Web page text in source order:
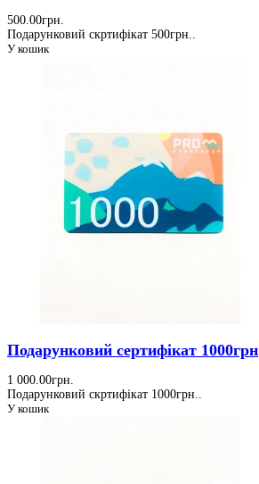
500.00грн.
Подарунковий скртифікат 500грн..
У кошик
Подарунковий сертифікат 1000грн
1 000.00грн.
Подарунковий скртифікат 1000грн..
У кошик